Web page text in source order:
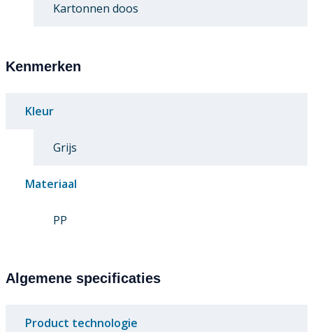
Kartonnen doos
Kenmerken
Kleur
Grijs
Materiaal
PP
Algemene specificaties
Product technologie